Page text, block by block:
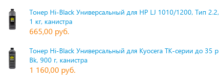
Тонер Hi-Black Универсальный для HP LJ 1010/1200, Тип
1 кг, канистра
665,00 руб.
Тонер Hi-Black Универсальный для Kyocera TK-серии до 35
Bk, 900 г, канистра
1 160,00 руб.